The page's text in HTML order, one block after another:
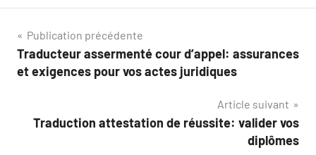
Navigation
de
Publication précédente
Traducteur assermenté cour d’appel: assurances
et exigences pour vos actes juridiques
Article suivant
Traduction attestation de réussite: valider vos
diplômes